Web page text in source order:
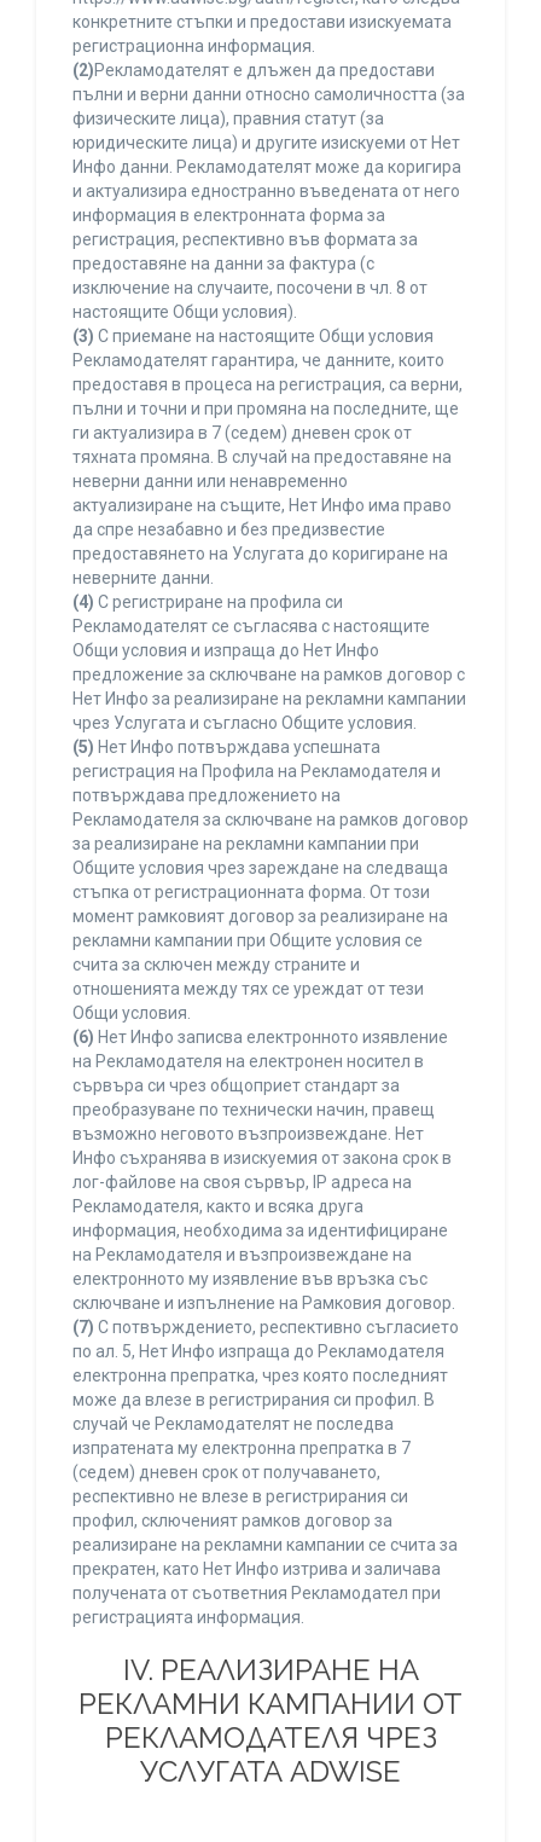
конкретните стъпки и предостави изискуемата
регистрационна информация.
(2)Рекламодателят е длъжен да предостави
пълни и верни данни относно самоличността (за
физическите лица), правния статут (за
юридическите лица) и другите изискуеми от Нет
Инфо данни. Рекламодателят може да коригира
и актуализира едностранно въведената от него
информация в електронната форма за
регистрация, респективно във формата за
предоставяне на данни за фактура (с
изключение на случаите, посочени в чл. 8 от
настоящите Общи условия).
(3) С приемане на настоящите Общи условия
Рекламодателят гарантира, че данните, които
предоставя в процеса на регистрация, са верни,
пълни и точни и при промяна на последните, ще
ги актуализира в 7 (седем) дневен срок от
тяхната промяна. В случай на предоставяне на
неверни данни или ненавременно
актуализиране на същите, Нет Инфо има право
да спре незабавно и без предизвестие
предоставянето на Услугата до коригиране на
неверните данни.
(4) С регистриране на профила си
Рекламодателят се съгласява с настоящите
Общи условия и изпраща до Нет Инфо
предложение за сключване на рамков договор с
Нет Инфо за реализиране на рекламни кампании
чрез Услугата и съгласно Общите условия.
(5) Нет Инфо потвърждава успешната
регистрация на Профила на Рекламодателя и
потвърждава предложението на
Рекламодателя за сключване на рамков договор
за реализиране на рекламни кампании при
Общите условия чрез зареждане на следваща
стъпка от регистрационната форма. От този
момент рамковият договор за реализиране на
рекламни кампании при Общите условия се
счита за сключен между страните и
отношенията между тях се уреждат от тези
Общи условия.
(6) Нет Инфо записва електронното изявление
на Рекламодателя на електронен носител в
сървъра си чрез общоприет стандарт за
преобразуване по технически начин, правещ
възможно неговото възпроизвеждане. Нет
Инфо съхранява в изискуемия от закона срок в
лог-файлове на своя сървър, IP адреса на
Рекламодателя, както и всяка друга
информация, необходима за идентифициране
на Рекламодателя и възпроизвеждане на
електронното му изявление във връзка със
сключване и изпълнение на Рамковия договор.
(7) С потвърждението, респективно съгласието
по ал. 5, Нет Инфо изпраща до Рекламодателя
електронна препратка, чрез която последният
може да влезе в регистрирания си профил. В
случай че Рекламодателят не последва
изпратената му електронна препратка в 7
(седем) дневен срок от получаването,
респективно не влезе в регистрирания си
профил, сключеният рамков договор за
реализиране на рекламни кампании се счита за
прекратен, като Нет Инфо изтрива и заличава
получената от съответния Рекламодател при
регистрацията информация.
IV. РЕАЛИЗИРАНЕ НА
РЕКЛАМНИ КАМПАНИИ ОТ
РЕКЛАМОДАТЕЛЯ ЧРЕЗ
УСЛУГАТА ADWISE